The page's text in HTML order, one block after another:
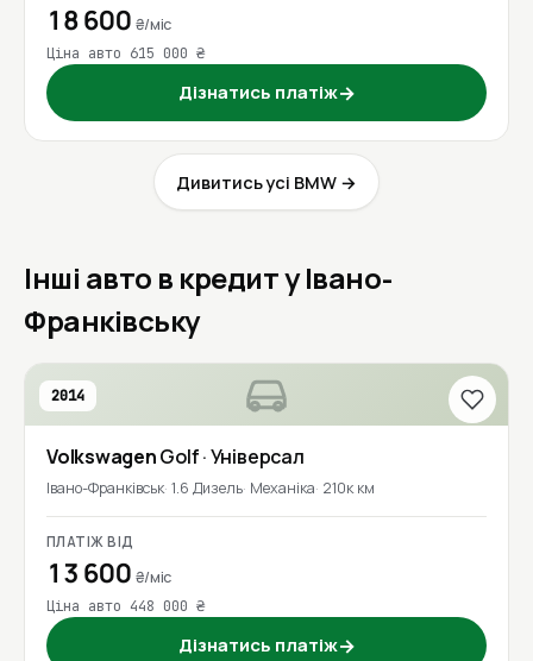
18 600 ₴/міс
Ціна авто 615 000 ₴
Дізнатись платіж→
Дивитись усі BMW →
Інші авто в кредит у Івано-
Франківську
2014
VolkswagenGolf· Універсал
Івано-Франківськ 1.6 Дизель Механіка 210к км
ПЛАТІЖ ВІД
13 600 ₴/міс
Ціна авто 448 000 ₴
Дізнатись платіж→